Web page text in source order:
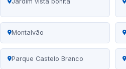
Montalvão
Parque Castelo Branco